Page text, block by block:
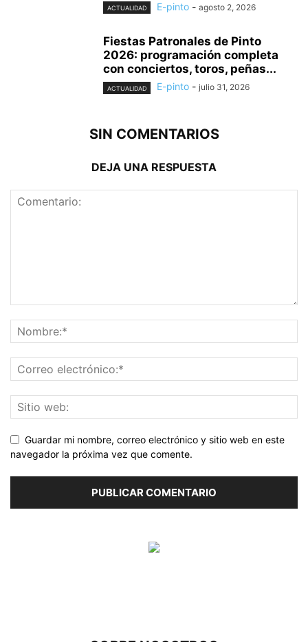
ACTUALIDAD E-pinto - agosto 2, 2026
Fiestas Patronales de Pinto
2026: programación completa
con conciertos, toros, peñas...
ACTUALIDAD E-pinto - julio 31, 2026
SIN COMENTARIOS
DEJA UNA RESPUESTA
Guardar mi nombre, correo electrónico y sitio web en este
navegador la próxima vez que comente.